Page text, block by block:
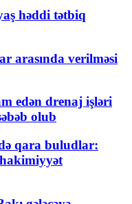
həddi tətbiq
arasında verilməsi
edən drenaj işləri
olub
qara buludlar: